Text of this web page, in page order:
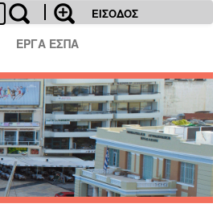
ΕΙΣΟΔΟΣ
ΕΡΓΑ ΕΣΠΑ